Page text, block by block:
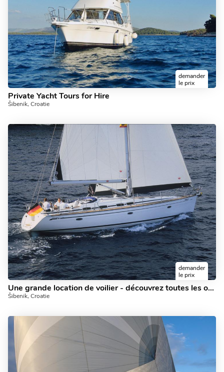
demander
le prix
Private Yacht Tours for Hire
Šibenik, Croatie
demander
le prix
Une grande location de voilier - découvrez toutes les offres de Šibenik, Croatie à bord de ce voilier!
Šibenik, Croatie